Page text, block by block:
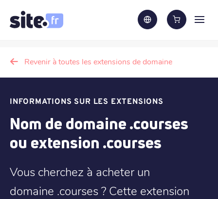
Revenir à toutes les extensions de domaine
INFORMATIONS SUR LES EXTENSIONS
Nom de domaine .courses
ou extension .courses
Vous cherchez à acheter un
domaine .courses ? Cette extension